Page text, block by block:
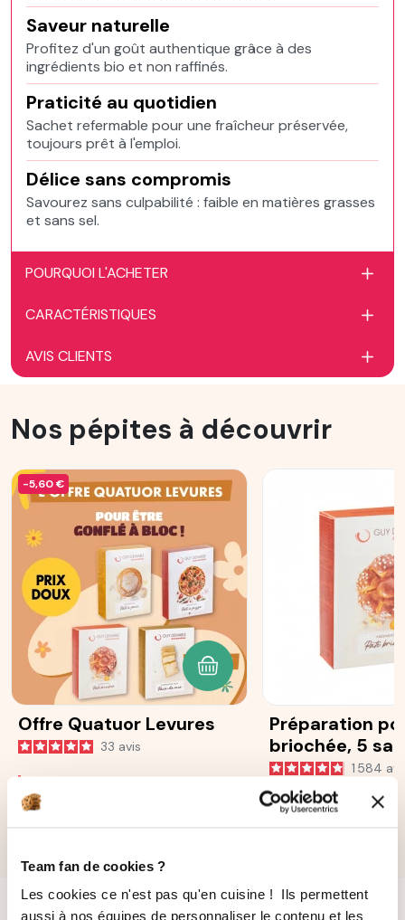
Team fan de cookies ?
Les cookies ce n'est pas qu'en cuisine ! Ils permettent
aussi à nos équipes de personnaliser le contenu et les
Saveur naturelle
Profitez d'un goût authentique grâce à des
ingrédients bio et non raffinés.
Praticité au quotidien
Sachet refermable pour une fraîcheur préservée,
toujours prêt à l'emploi.
Délice sans compromis
Savourez sans culpabilité : faible en matières grasses
et sans sel.
POURQUOI L'ACHETER
CARACTÉRISTIQUES
AVIS CLIENTS
Nos pépites à découvrir
-5,60 €
Offre Quatuor Levures
33 avis
16,80 €
AJOUTER AU PANIER
Préparation
briochée, 5
25 g
1 584
5,60 €